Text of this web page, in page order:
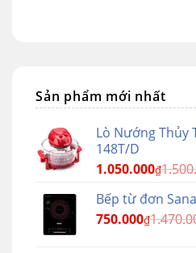
Sản phẩm mới nhất
Lò Nướng Thủy
148T/D
1.050.000₫
Bếp từ đơn
750.000₫